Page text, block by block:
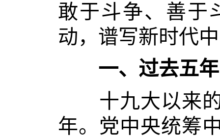
敢于斗争、善于
动，谱写新时代
一、过去五年
十九大以来的
年。党中央统筹